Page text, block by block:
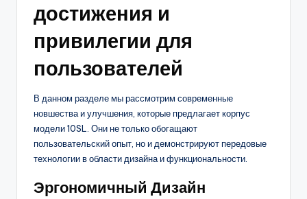
достижения и
привилегии для
пользователей
В данном разделе мы рассмотрим современные
новшества и улучшения, которые предлагает корпус
модели 10SL. Они не только обогащают
пользовательский опыт, но и демонстрируют передовые
технологии в области дизайна и функциональности.
Эргономичный Дизайн